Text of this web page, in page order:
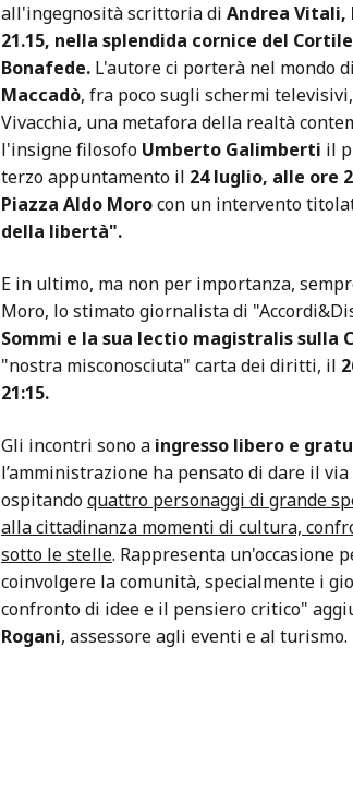
all'ingegnosità scrittoria di Andrea
21.15, nella splendida cornice del
Bonafede. L'autore ci porterà nel mondo di
Maccadò, fra poco sugli schermi
Vivacchia, una metafora della realtà
l'insigne filosofo Umberto Galimberti il
terzo appuntamento il 24 luglio, alle ore
Piazza Aldo Morocon un intervento
della libertà".
E in ultimo, ma non per importanza,
Moro, lo stimato giornalista di
Sommi e la sua lectio magistralis sulla
"nostra misconosciuta" carta dei diritti, il
21:15.
Gli incontri sono a ingresso libero e
l’amministrazione ha pensato di dare il
ospitandoquattro personaggi di grande
alla cittadinanza momenti di cultura,
sotto le stelle. Rappresenta un'occasione
coinvolgere la comunità, specialmente i
confronto di idee e il pensiero critico"
Rogani, assessore agli eventi e al turismo.